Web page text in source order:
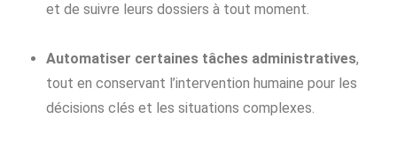
et de suivre leurs dossiers à tout moment.
Automatiser certaines tâches administratives,
tout en conservant l’intervention humaine pour les
décisions clés et les situations complexes.